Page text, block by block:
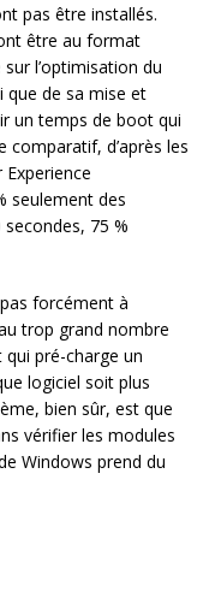
pas être installés.
être au format
l’optimisation du
que de sa mise et
un temps de boot qui
comparatif, d’après les
seulement des
75 %
forcément à
trop grand nombre
qui pré-charge un
logiciel soit plus
bien sûr, est que
vérifier les modules
Windows prend du